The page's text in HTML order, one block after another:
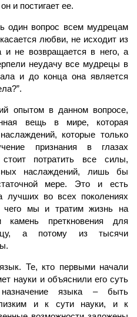
и постигает ее.
один вопрос всем мудрецам
любви, не исходит из
и не возвращается в него, а
неудачу все мудрецы в
и до конца она является
опытом в данном вопросе,
вещь в мире, которая
которые только
признания в глазах
потратить все силы,
наслаждений, лишь бы
мере. Это и есть
лучших во всех поколениях
чего мы и тратим жизнь на
преткновения для
а потому из тысячи
Те, кто первыми начали
науки и объяснили его суть
языка – быть
и к сути науки, и к